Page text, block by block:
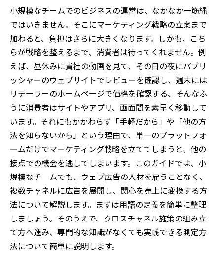
小規模なチームでのビジネスの運営は、なかなか一筋縄
ではいきません。そこにマーケティング戦略の立案まで
加わると、負担はさらに大きくなります。 しかも、こち
らが戦略を整えるまで、消費者は待ってくれません。例
えば、昼休みに貴社の動画を見て、その日の夜にパブリ
ッシャーのウェブサイトでレビューを確認し、週末には
リテーラーのホームページで価格を確認する、そんなふ
うに消費者はサイトやアプリ、画面間を素早く移動して
います。それにもかかわらず「手軽だから」や「他の方
法を知らないから」という理由で、単一のプラットフォ
ームだけでマーケティング戦略を立ててしまうと、他の
接点での機会を逃してしまいます。このガイドでは、小
規模なチームでも、ウェブ広告の人材を雇うことなく、
複数チャネルに広告を展開し、関心を売上に変換する方
法について解説します。まずは用語の定義を簡単に整理
しましょう。そのうえで、クロスチャネル施策の組み立
て方へ進み、専門的な知識がなくても実践できる測定方
法について簡単に説明します。